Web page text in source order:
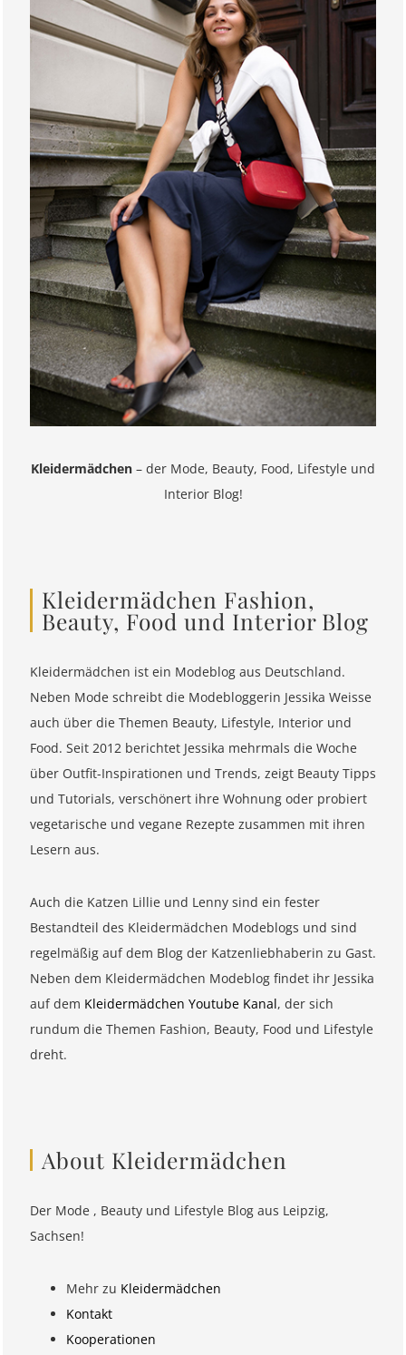
Kleidermädchen – der Mode, Beauty, Food, Lifestyle und
Interior Blog!
Kleidermädchen Fashion,
Beauty, Food und Interior Blog
Kleidermädchen ist ein Modeblog aus Deutschland.
Neben Mode schreibt die Modebloggerin Jessika Weisse
auch über die Themen Beauty, Lifestyle, Interior und
Food. Seit 2012 berichtet Jessika mehrmals die Woche
über Outfit-Inspirationen und Trends, zeigt Beauty Tipps
und Tutorials, verschönert ihre Wohnung oder probiert
vegetarische und vegane Rezepte zusammen mit ihren
Lesern aus.
Auch die Katzen Lillie und Lenny sind ein fester
Bestandteil des Kleidermädchen Modeblogs und sind
regelmäßig auf dem Blog der Katzenliebhaberin zu Gast.
Neben dem Kleidermädchen Modeblog findet ihr Jessika
auf dem Kleidermädchen Youtube Kanal, der sich
rundum die Themen Fashion, Beauty, Food und Lifestyle
dreht.
About Kleidermädchen
Der Mode , Beauty und Lifestyle Blog aus Leipzig,
Sachsen!
Mehr zu Kleidermädchen
Kontakt
Kooperationen